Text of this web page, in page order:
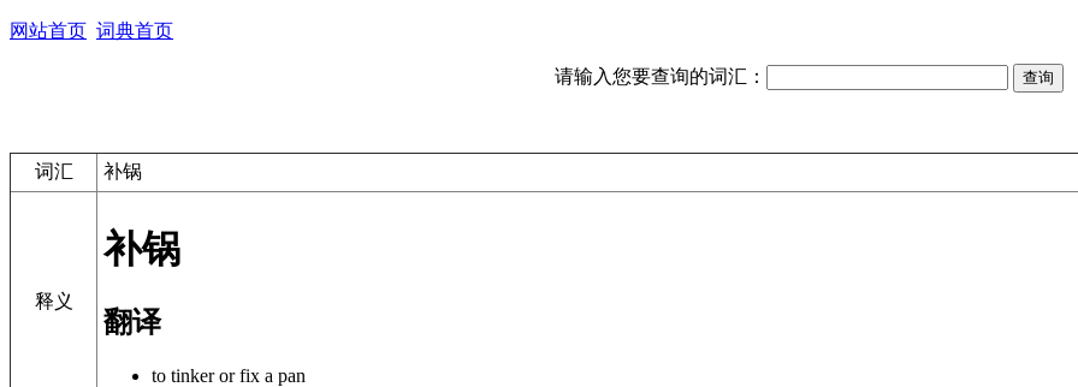
网站首页 词典首页
请输入您要查询的词汇：
词汇 补锅
释义
补锅
翻译
to tinker or fix a pan